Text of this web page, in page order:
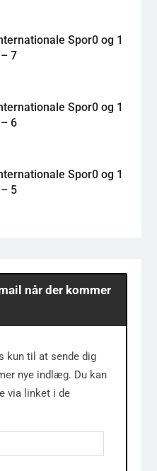
Spor0 og 1
7
Spor0 og 1
6
Spor0 og 1
5
når der kommer
kun til at sende dig
nye indlæg. Du kan
via linket i de